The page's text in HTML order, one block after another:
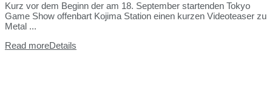
Kurz vor dem Beginn der am 18. September startenden Tokyo
Game Show offenbart Kojima Station einen kurzen Videoteaser zu
Metal ...
Read moreDetails